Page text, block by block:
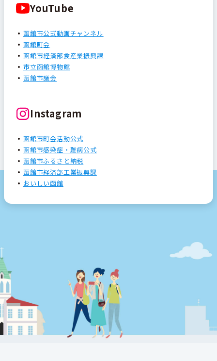
YouTube
函館市公式動画チャンネル
函館町会
函館市経済部食産業振興課
市立函館博物館
函館市議会
Instagram
函館市町会活動公式
函館市感染症・難病公式
函館市ふるさと納税
函館市経済部工業振興課
おいしい函館